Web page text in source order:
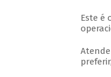
Este é